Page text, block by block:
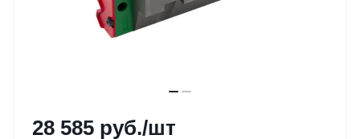
28 585 руб./шт